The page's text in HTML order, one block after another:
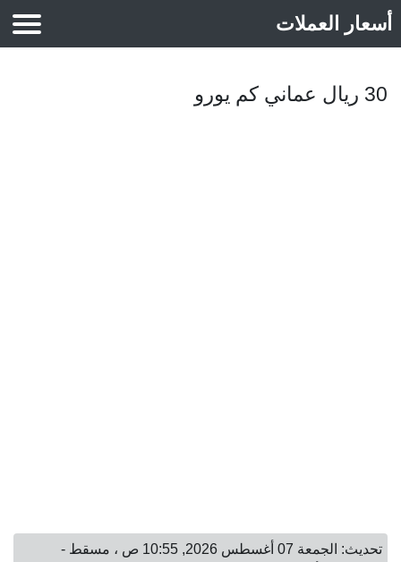
أسعار العملات
30 ريال عماني كم يورو
تحديث: الجمعة 07 أغسطس 2026, 10:55 ص ، مسقط -